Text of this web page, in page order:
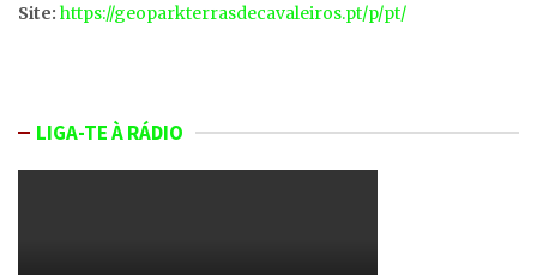
Site: https://geoparkterrasdecavaleiros.pt/p/pt/
LIGA-TE À RÁDIO